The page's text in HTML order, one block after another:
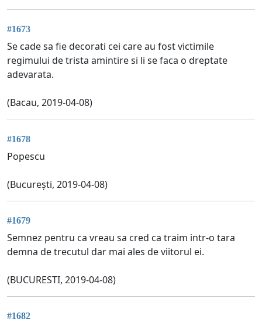
#1673
Se cade sa fie decorati cei care au fost victimile
regimului de trista amintire si li se faca o dreptate
adevarata.
(Bacau, 2019-04-08)
#1678
Popescu
(București, 2019-04-08)
#1679
Semnez pentru ca vreau sa cred ca traim intr-o tara
demna de trecutul dar mai ales de viitorul ei.
(BUCURESTI, 2019-04-08)
#1682